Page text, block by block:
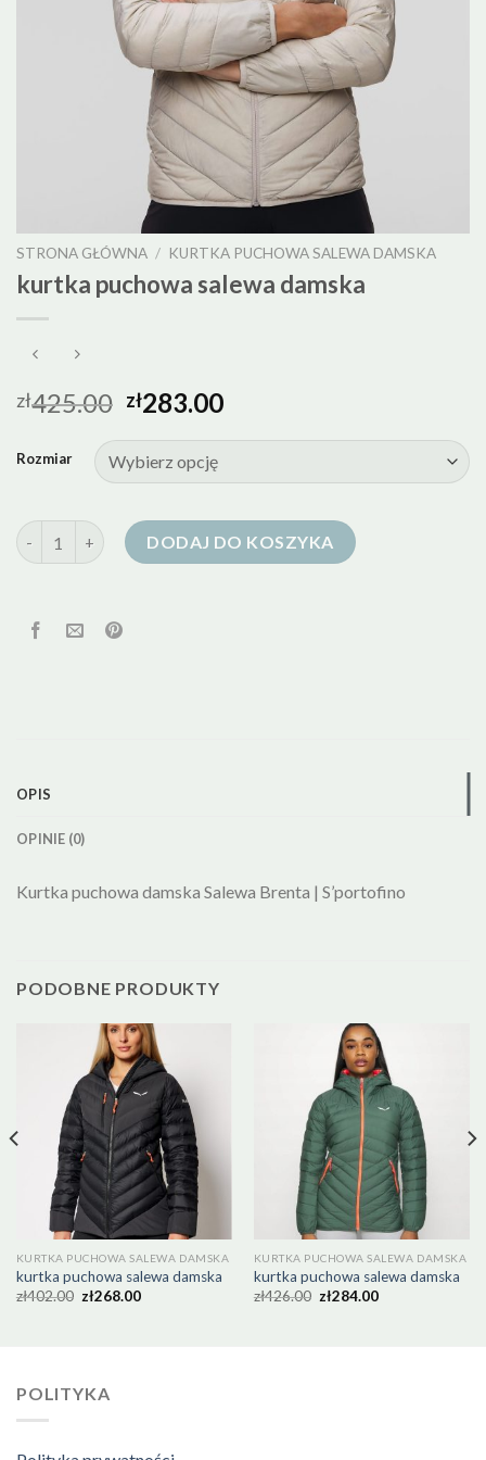
STRONA GŁÓWNA / KURTKA PUCHOWA SALEWA DAMSKA
kurtka puchowa salewa damska
zł425.00 zł283.00
Rozmiar
ilość kurtka puchowa salewa damska
DODAJ DO KOSZYKA
OPIS
OPINIE (0)
Kurtka puchowa damska Salewa Brenta | S’portofino
PODOBNE PRODUKTY
KURTKA PUCHOWA SALEWA DAMSKA
kurtka puchowa salewa damska
zł402.00 zł268.00
KURTKA PUCHOWA SALEWA DAMSKA
kurtka puchowa salewa damska
zł426.00 zł284.00
POLITYKA